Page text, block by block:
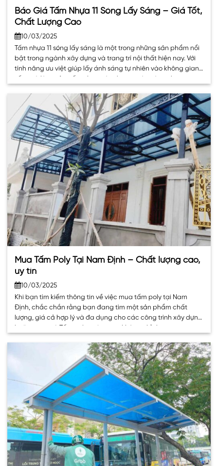
Báo Giá Tấm Nhựa 11 Sóng Lấy Sáng – Giá Tốt,
Chất Lượng Cao
10/03/2025
Tấm nhựa 11 sóng lấy sáng là một trong những sản phẩm nổi
bật trong ngành xây dựng và trang trí nội thất hiện nay. Với
tính năng ưu việt giúp lấy ánh sáng tự nhiên vào không gian
sống và làm việc, tấm nhựa này đang ngày càng được ưa
Mua Tấm Poly Tại Nam Định – Chất lượng cao,
uy tín
10/03/2025
Khi bạn tìm kiếm thông tin về việc mua tấm poly tại Nam
Định, chắc chắn rằng bạn đang tìm một sản phẩm chất
lượng, giá cả hợp lý và đa dụng cho các công trình xây dựng
hoặc trang trí. Tấm polycarbonate không chỉ được ưa